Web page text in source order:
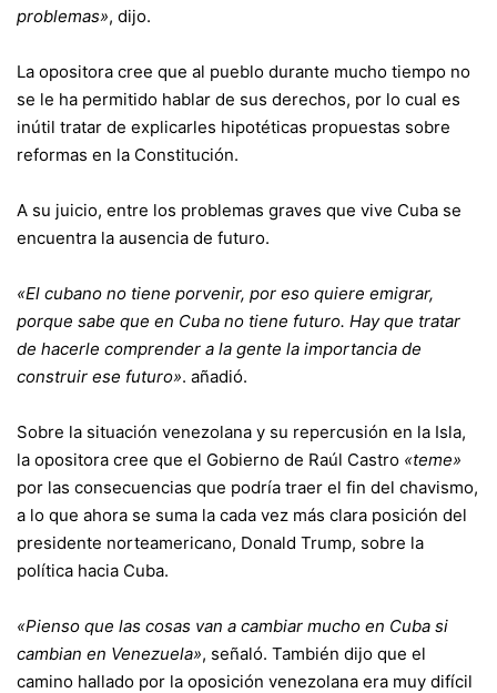
problemas», dijo.
La opositora cree que al pueblo durante mucho tiempo no
se le ha permitido hablar de sus derechos, por lo cual es
inútil tratar de explicarles hipotéticas propuestas sobre
reformas en la Constitución.
A su juicio, entre los problemas graves que vive Cuba se
encuentra la ausencia de futuro.
«El cubano no tiene porvenir, por eso quiere emigrar,
porque sabe que en Cuba no tiene futuro. Hay que tratar
de hacerle comprender a la gente la importancia de
construir ese futuro». añadió.
Sobre la situación venezolana y su repercusión en la Isla,
la opositora cree que el Gobierno de Raúl Castro «teme»
por las consecuencias que podría traer el fin del chavismo,
a lo que ahora se suma la cada vez más clara posición del
presidente norteamericano, Donald Trump, sobre la
política hacia Cuba.
«Pienso que las cosas van a cambiar mucho en Cuba si
cambian en Venezuela», señaló. También dijo que el
camino hallado por la oposición venezolana era muy difícil